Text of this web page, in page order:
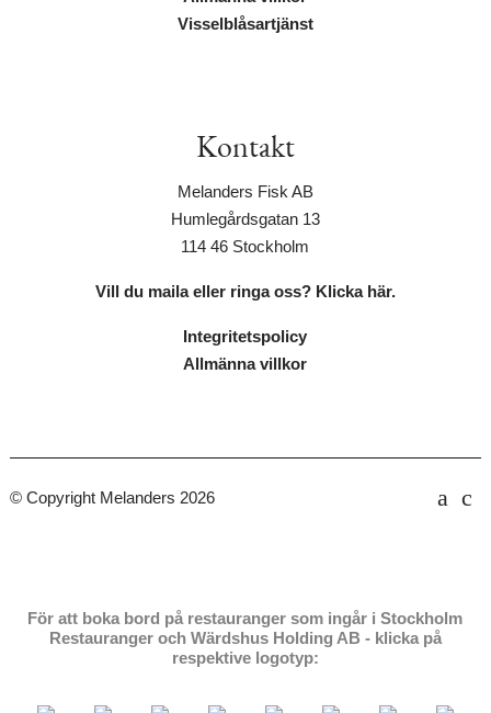
Visselblåsartjänst
Kontakt
Melanders Fisk AB
Humlegårdsgatan 13
114 46 Stockholm
Vill du maila eller ringa oss? Klicka här.
Integritetspolicy
Allmänna villkor
© Copyright Melanders 2026
För att boka bord på restauranger som ingår i Stockholm
Restauranger och Wärdshus Holding AB - klicka på
respektive logotyp: